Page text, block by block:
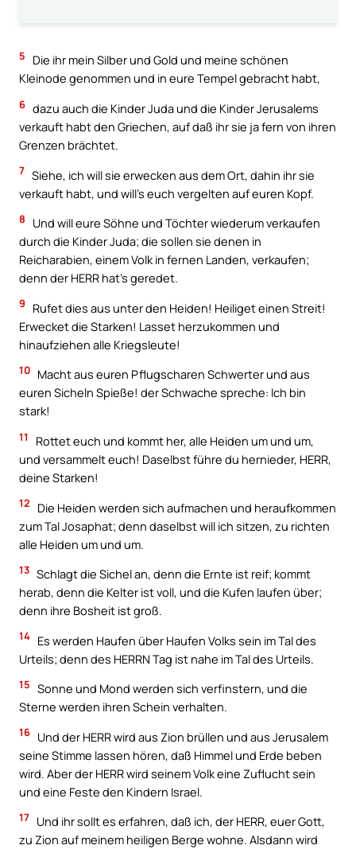
5
Die ihr mein Silber und Gold und meine schönen
Kleinode genommen und in eure Tempel gebracht habt,
6 dazu auch die Kinder Juda und die Kinder Jerusalems
verkauft habt den Griechen, auf daß ihr sie ja fern von ihren
Grenzen brächtet.
7 Siehe, ich will sie erwecken aus dem Ort, dahin ihr sie
verkauft habt, und will’s euch vergelten auf euren Kopf.
8
Und will eure Söhne und Töchter wiederum verkaufen
durch die Kinder Juda; die sollen sie denen in
Reicharabien, einem Volk in fernen Landen, verkaufen;
denn der HERR hat’s geredet.
9
Rufet dies aus unter den Heiden! Heiliget einen Streit!
Erwecket die Starken! Lasset herzukommen und
hinaufziehen alle Kriegsleute!
10 Macht aus euren Pflugscharen Schwerter und aus
euren Sicheln Spieße! der Schwache spreche: Ich bin
stark!
11
Rottet euch und kommt her, alle Heiden um und um,
und versammelt euch! Daselbst führe du hernieder, HERR,
deine Starken!
12
Die Heiden werden sich aufmachen und heraufkommen
zum Tal Josaphat; denn daselbst will ich sitzen, zu richten
alle Heiden um und um.
13 Schlagt die Sichel an, denn die Ernte ist reif; kommt
herab, denn die Kelter ist voll, und die Kufen laufen über;
denn ihre Bosheit ist groß.
14 Es werden Haufen über Haufen Volks sein im Tal des
Urteils; denn des HERRN Tag ist nahe im Tal des Urteils.
15 Sonne und Mond werden sich verfinstern, und die
Sterne werden ihren Schein verhalten.
16 Und der HERR wird aus Zion brüllen und aus Jerusalem
seine Stimme lassen hören, daß Himmel und Erde beben
wird. Aber der HERR wird seinem Volk eine Zuflucht sein
und eine Feste den Kindern Israel.
17 Und ihr sollt es erfahren, daß ich, der HERR, euer Gott,
zu Zion auf meinem heiligen Berge wohne. Alsdann wird